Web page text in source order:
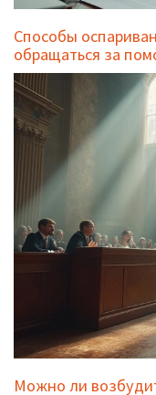
Способы
обращаться за
Можно ли